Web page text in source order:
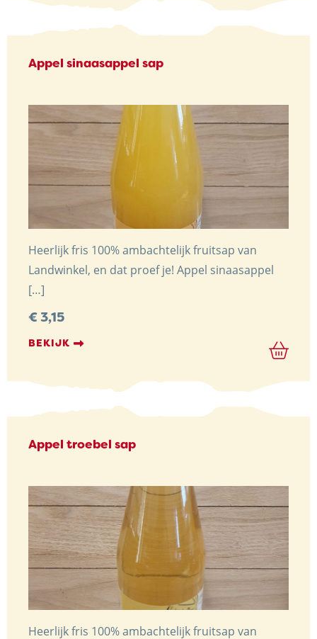
Trots op de Achterhoek! | © Kaasboerderij Weenink
Appel sinaasappel sap
Heerlijk fris 100% ambachtelijk fruitsap van
Landwinkel, en dat proef je! Appel sinaasappel
[…]
€3,15
BEKIJK
Appel troebel sap
Heerlijk fris 100% ambachtelijk fruitsap van